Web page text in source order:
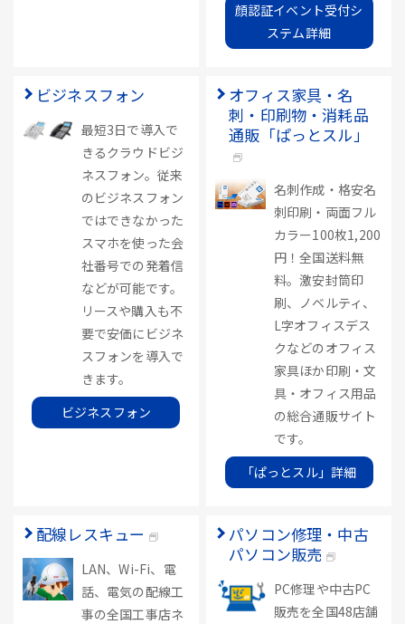
顔認証イベント受付シ
ステム詳細
ビジネスフォン
最短3日で導入で
きるクラウドビジ
ネスフォン。従来
のビジネスフォン
ではできなかった
スマホを使った会
社番号での発着信
などが可能です。
リースや購入も不
要で安価にビジネ
スフォンを導入で
きます。
ビジネスフォン
オフィス家具・名
刺・印刷物・消耗品
通販「ぱっとスル」
名刺作成・格安名
刺印刷・両面フル
カラー100枚1,200
円！全国送料無
料。激安封筒印
刷、ノベルティ、
L字オフィスデス
クなどのオフィス
家具ほか印刷・文
具・オフィス用品
の総合通販サイト
です。
「ぱっとスル」詳細
配線レスキュー
LAN、Wi-Fi、電
話、電気の配線工
事の全国工事店ネ
パソコン修理・中古
パソコン販売
PC修理や中古PC
販売を全国48店舗